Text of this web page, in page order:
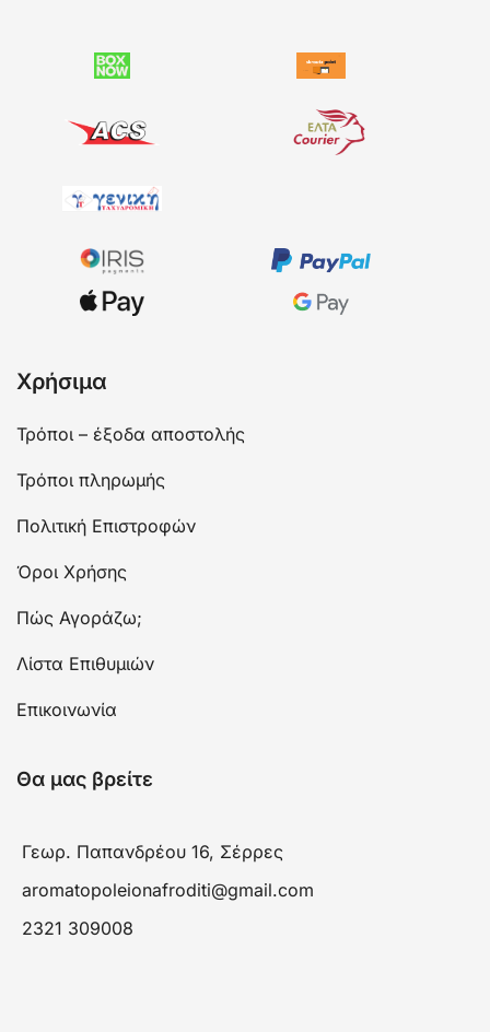
Χρήσιμα
Τρόποι – έξοδα αποστολής
Τρόποι πληρωμής
Πολιτική Επιστροφών
Όροι Χρήσης
Πώς Αγοράζω;
Λίστα Επιθυμιών
Επικοινωνία
Θα μας βρείτε
Γεωρ. Παπανδρέου 16, Σέρρες
aromatopoleionafroditi@gmail.com
2321 309008